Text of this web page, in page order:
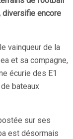
diversifie encore
le vainqueur de la
et sa compagne,
écurie des E1
bateaux
sur ses
est désormais